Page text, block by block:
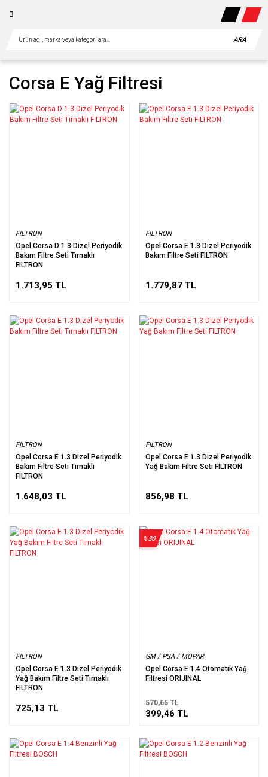
ARA
Corsa E Yağ Filtresi
FILTRON
Opel Corsa D 1.3 Dizel Periyodik
Bakım Filtre Seti Tırnaklı
FILTRON
1.713,95 TL
FILTRON
Opel Corsa E 1.3 Dizel Periyodik
Bakım Filtre Seti FILTRON
1.779,87 TL
FILTRON
Opel Corsa E 1.3 Dizel Periyodik
Bakım Filtre Seti Tırnaklı
FILTRON
1.648,03 TL
FILTRON
Opel Corsa E 1.3 Dizel Periyodik
Yağ Bakım Filtre Seti FILTRON
856,98 TL
FILTRON
Opel Corsa E 1.3 Dizel Periyodik
Yağ Bakım Filtre Seti Tırnaklı
FILTRON
725,13 TL
GM / PSA / MOPAR
Opel Corsa E 1.4 Otomatik Yağ
Filtresi ORIJINAL
%30
570,65 TL
399,46 TL